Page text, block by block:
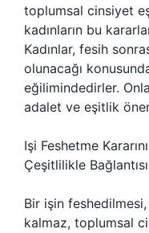
toplumsal cinsiyet
kadınların bu
Kadınlar, fesih
olunacağı
eğilimindedirler.
adalet ve eşitlik
Işi Feshetme
Çeşitlilikle Bağlantısı
Bir işin feshedilmesi,
kalmaz, toplumsal